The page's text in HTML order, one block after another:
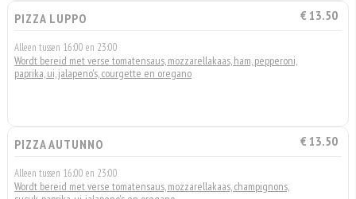
PIZZA LUPPO € 13.50
Alleen tussen 16:00 en 23:00
Wordt bereid met verse tomatensaus, mozzarellakaas, ham, pepperoni,
paprika, ui, jalapeno's, courgette en oregano
PIZZA AUTUNNO € 13.50
Alleen tussen 16:00 en 23:00
Wordt bereid met verse tomatensaus, mozzarellakaas, champignons,